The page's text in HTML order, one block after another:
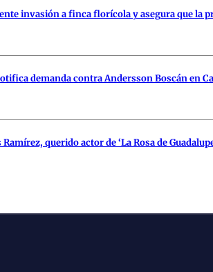
invasión a finca florícola y asegura que la
demanda contra Andersson Boscán en
querido actor de ‘La Rosa de